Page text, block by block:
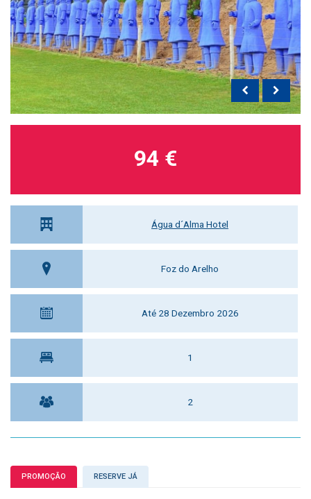
Água d´Alma Hotel
Foz do Arelho
Até 28 Dezembro 2026
1
2
94 €
PROMOÇÃO RESERVE JÁ